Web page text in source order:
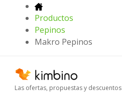
Productos
Pepinos
Makro Pepinos
Las ofertas, propuestas y descuentos